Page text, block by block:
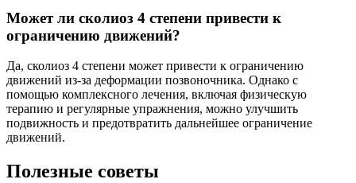
Может ли сколиоз 4 степени привести к
ограничению движений?
Да, сколиоз 4 степени может привести к ограничению
движений из-за деформации позвоночника. Однако с
помощью комплексного лечения, включая физическую
терапию и регулярные упражнения, можно улучшить
подвижность и предотвратить дальнейшее ограничение
движений.
Полезные советы